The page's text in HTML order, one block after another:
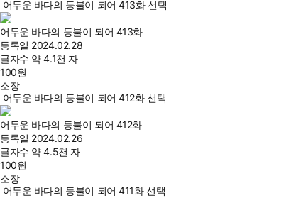
어두운 바다의 등불이 되어 413화 선택
어두운 바다의 등불이 되어 413화
등록일 2024.02.28
글자수 약 4.1천 자
100원
소장
어두운 바다의 등불이 되어 412화 선택
어두운 바다의 등불이 되어 412화
등록일 2024.02.26
글자수 약 4.5천 자
100원
소장
어두운 바다의 등불이 되어 411화 선택